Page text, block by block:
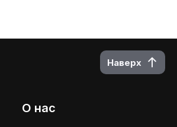
Наверх
О нас